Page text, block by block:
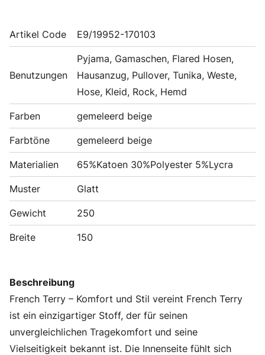
Artikel Code E9/19952-170103
Benutzungen
Pyjama, Gamaschen, Flared Hosen,
Hausanzug, Pullover, Tunika, Weste,
Hose, Kleid, Rock, Hemd
Farben gemeleerd beige
Farbtöne gemeleerd beige
Materialien 65%Katoen 30%Polyester 5%Lycra
Muster Glatt
Gewicht 250
Breite 150
Beschreibung
French Terry – Komfort und Stil vereint French Terry
ist ein einzigartiger Stoff, der für seinen
unvergleichlichen Tragekomfort und seine
Vielseitigkeit bekannt ist. Die Innenseite fühlt sich